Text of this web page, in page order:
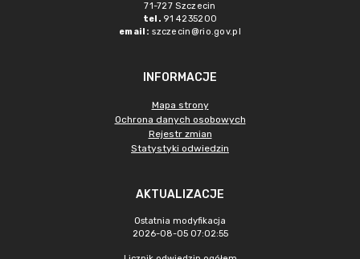
71-727 Szczecin
tel. 91 4235200
email: szczecin@rio.gov.pl
INFORMACJE
Mapa strony
Ochrona danych osobowych
Rejestr zmian
Statystyki odwiedzin
AKTUALIZACJE
Ostatnia modyfikacja
2026-08-05 07:02:55